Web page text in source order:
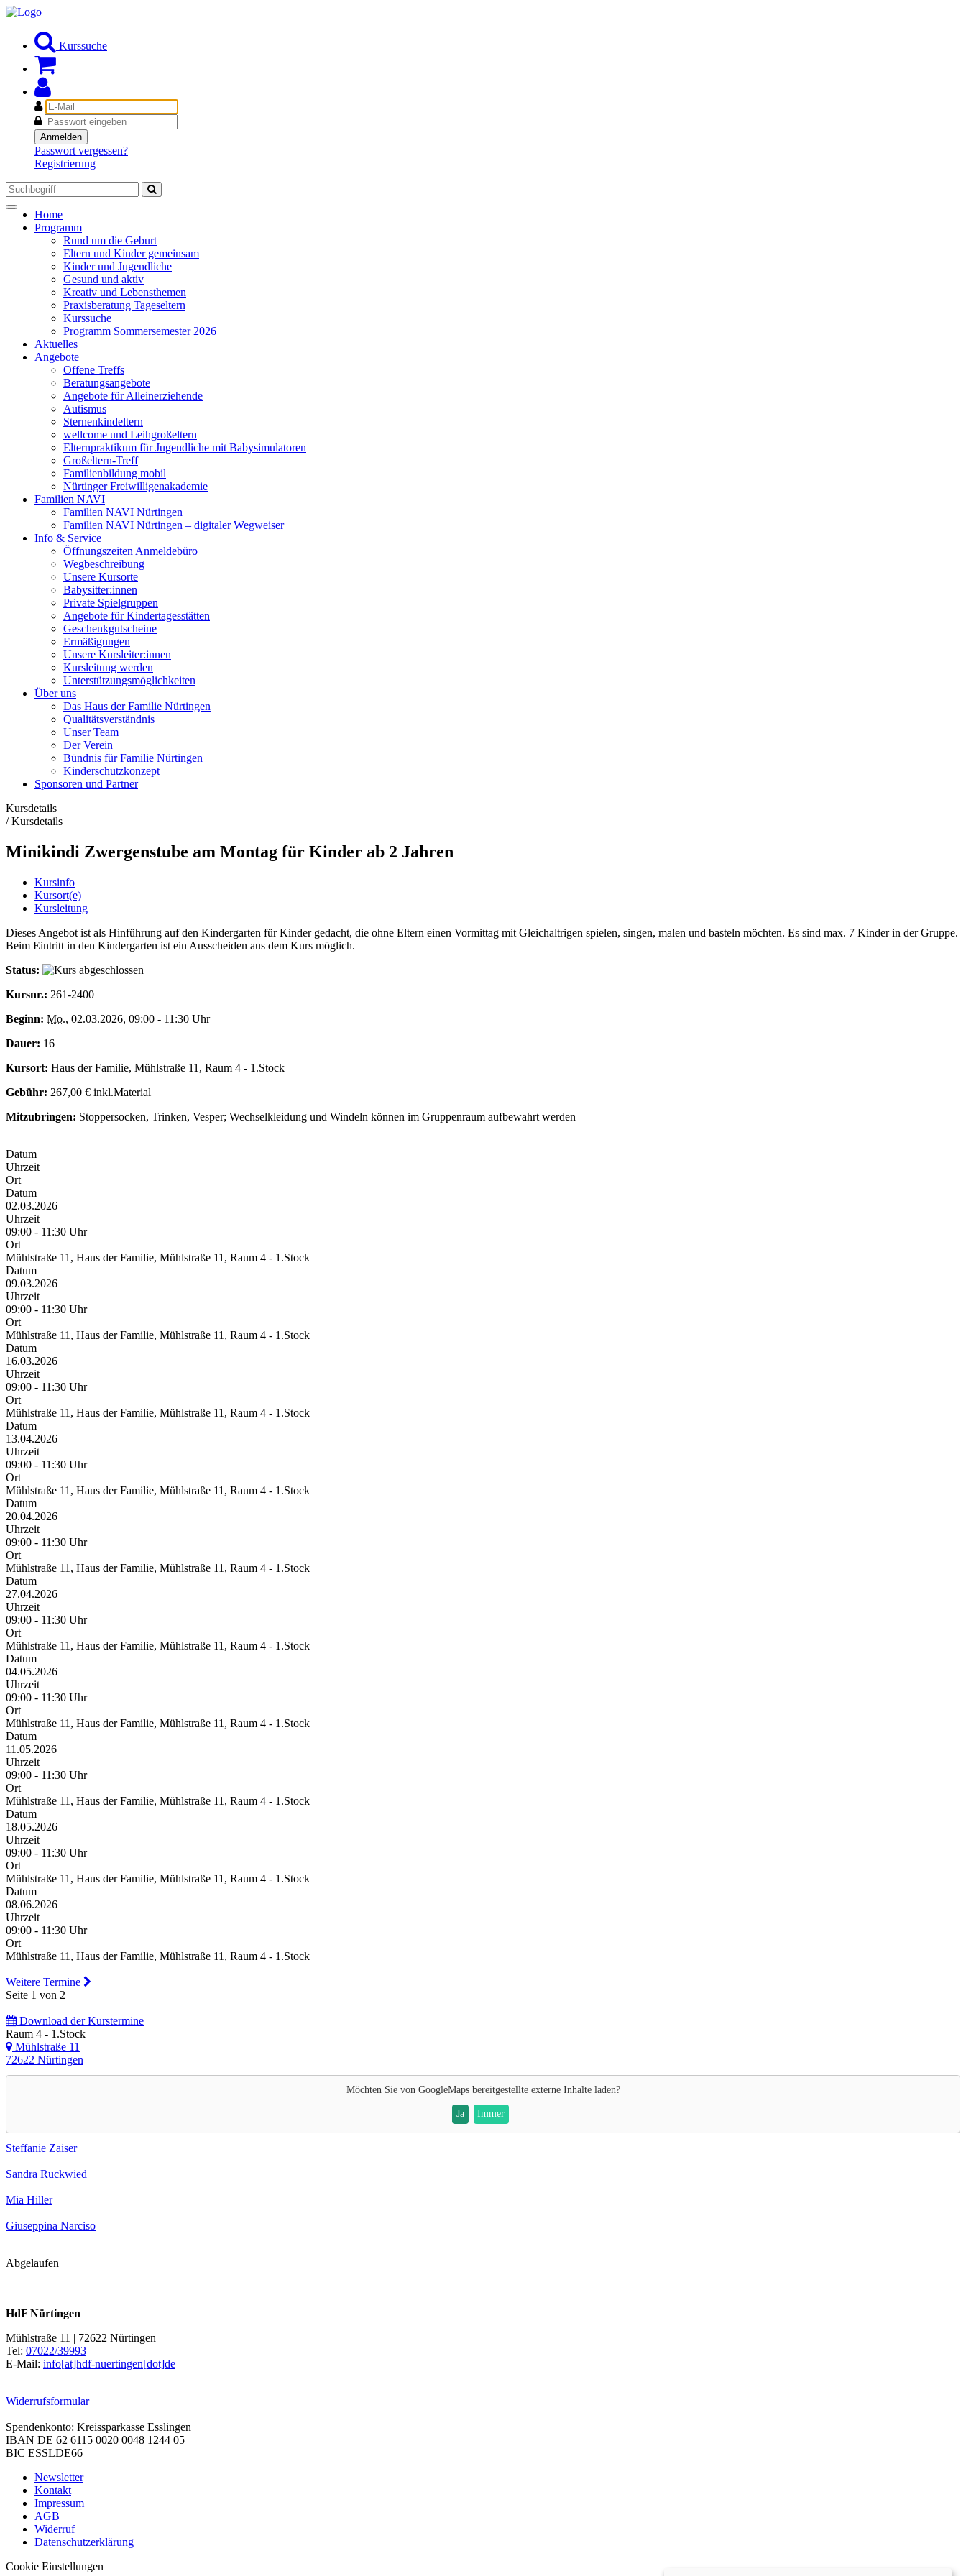
Kurssuche
E-
Mail
Passwort
Anmelden
Passwort vergessen?
Registrierung
Toggle
navigation
Home
Programm
Rund um die Geburt
Eltern und Kinder gemeinsam
Kinder und Jugendliche
Gesund und aktiv
Kreativ und Lebensthemen
Praxisberatung Tageseltern
Kurssuche
Programm Sommersemester 2026
Aktuelles
Angebote
Offene Treffs
Beratungsangebote
Angebote für Alleinerziehende
Autismus
Sternenkindeltern
wellcome und Leihgroßeltern
Elternpraktikum für Jugendliche mit Babysimulatoren
Großeltern-Treff
Familienbildung mobil
Nürtinger Freiwilligenakademie
Familien NAVI
Familien NAVI Nürtingen
Familien NAVI Nürtingen – digitaler Wegweiser
Info & Service
Öffnungszeiten Anmeldebüro
Wegbeschreibung
Unsere Kursorte
Babysitter:innen
Private Spielgruppen
Angebote für Kindertagesstätten
Geschenkgutscheine
Ermäßigungen
Unsere Kursleiter:innen
Kursleitung werden
Unterstützungsmöglichkeiten
Über uns
Das Haus der Familie Nürtingen
Qualitätsverständnis
Unser Team
Der Verein
Bündnis für Familie Nürtingen
Kinderschutzkonzept
Sponsoren und Partner
Kursdetails
/Kursdetails
Minikindi Zwergenstube am Montag für Kinder ab 2 Jahren
Kursinfo
Kursort(e)
Kursleitung
Dieses Angebot ist als Hinführung auf den Kindergarten für Kinder gedacht, die ohne Eltern einen Vormittag mit Gleichaltrigen spielen, singen, malen und basteln möchten. Es sind max. 7 Kinder in der Gruppe.
Beim Eintritt in den Kindergarten ist ein Ausscheiden aus dem Kurs möglich.
Status:
Kursnr.: 261-2400
Beginn: Mo., 02.03.2026, 09:00 - 11:30 Uhr
Dauer: 16
Kursort: Haus der Familie, Mühlstraße 11, Raum 4 - 1.Stock
Gebühr: 267,00 € inkl.Material
Mitzubringen: Stoppersocken, Trinken, Vesper; Wechselkleidung und Windeln können im Gruppenraum aufbewahrt werden
Datum
Uhrzeit
Ort
Datum
02.03.2026
Uhrzeit
09:00 - 11:30 Uhr
Ort
Mühlstraße 11, Haus der Familie, Mühlstraße 11, Raum 4 - 1.Stock
Datum
09.03.2026
Uhrzeit
09:00 - 11:30 Uhr
Ort
Mühlstraße 11, Haus der Familie, Mühlstraße 11, Raum 4 - 1.Stock
Datum
16.03.2026
Uhrzeit
09:00 - 11:30 Uhr
Ort
Mühlstraße 11, Haus der Familie, Mühlstraße 11, Raum 4 - 1.Stock
Datum
13.04.2026
Uhrzeit
09:00 - 11:30 Uhr
Ort
Mühlstraße 11, Haus der Familie, Mühlstraße 11, Raum 4 - 1.Stock
Datum
20.04.2026
Uhrzeit
09:00 - 11:30 Uhr
Ort
Mühlstraße 11, Haus der Familie, Mühlstraße 11, Raum 4 - 1.Stock
Datum
27.04.2026
Uhrzeit
09:00 - 11:30 Uhr
Ort
Mühlstraße 11, Haus der Familie, Mühlstraße 11, Raum 4 - 1.Stock
Datum
04.05.2026
Uhrzeit
09:00 - 11:30 Uhr
Ort
Mühlstraße 11, Haus der Familie, Mühlstraße 11, Raum 4 - 1.Stock
Datum
11.05.2026
Uhrzeit
09:00 - 11:30 Uhr
Ort
Mühlstraße 11, Haus der Familie, Mühlstraße 11, Raum 4 - 1.Stock
Datum
18.05.2026
Uhrzeit
09:00 - 11:30 Uhr
Ort
Mühlstraße 11, Haus der Familie, Mühlstraße 11, Raum 4 - 1.Stock
Datum
08.06.2026
Uhrzeit
09:00 - 11:30 Uhr
Ort
Mühlstraße 11, Haus der Familie, Mühlstraße 11, Raum 4 - 1.Stock
Weitere Termine
Seite 1 von 2
Download der Kurstermine
Raum 4 - 1.Stock
Mühlstraße 11
72622 Nürtingen
Möchten Sie von GoogleMapsbereitgestellte externe Inhalte laden?
Ja Immer
Steffanie Zaiser
Sandra Ruckwied
Mia Hiller
Giuseppina Narciso
Abgelaufen
HdF Nürtingen
Mühlstraße 11 | 72622 Nürtingen
Tel: 07022/39993
E-Mail: info[at]hdf-nuertingen[dot]de
Widerrufsformular
Spendenkonto: Kreissparkasse Esslingen
IBAN DE 62 6115 0020 0048 1244 05
BIC ESSLDE66
Newsletter
Kontakt
Impressum
AGB
Widerruf
Datenschutzerklärung
Cookie Einstellungen